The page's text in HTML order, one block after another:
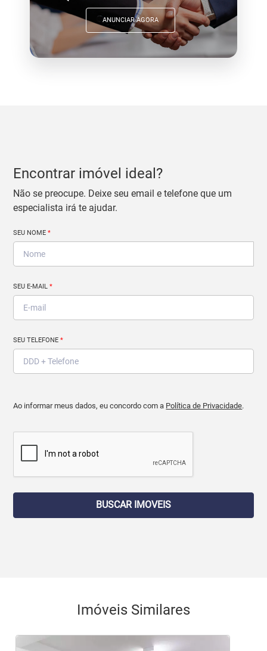
ANUNCIAR AGORA
Encontrar imóvel ideal?
Não se preocupe. Deixe seu email e telefone que um
especialista irá te ajudar.
SEU NOME*
SEU E-MAIL*
SEU TELEFONE*
Ao informar meus dados, eu concordo com a Política de Privacidade.
BUSCAR IMOVEIS
Imóveis Similares